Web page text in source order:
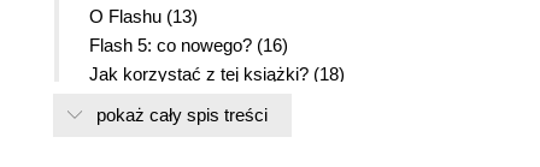
O Flashu (13)
Flash 5: co nowego? (16)
Jak korzystać z tej książki? (18)
Odtwarzacz Flash Player (19)
Wymagania sprzętowe (20)
pokaż cały spis treści